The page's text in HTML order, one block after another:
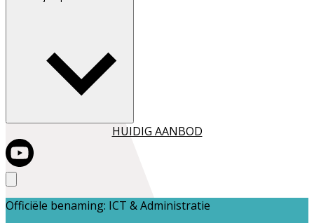
HUIDIG AANBOD
Officiële benaming: ICT & Administratie